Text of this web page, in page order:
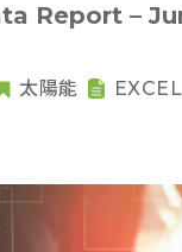
Report –
太陽能 EXCEL